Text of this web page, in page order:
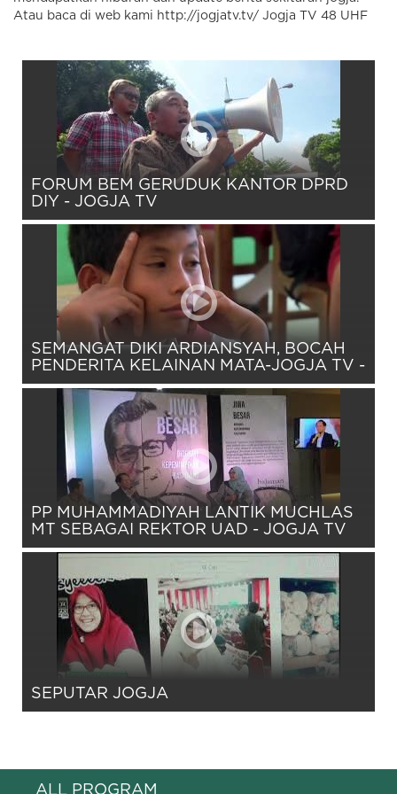
Atau baca di web kami http://jogjatv.tv/ Jogja TV 48 UHF
FORUM BEM GERUDUK KANTOR DPRD
DIY - JOGJA TV
SEMANGAT DIKI ARDIANSYAH, BOCAH
PENDERITA KELAINAN MATA-JOGJA TV -
PP MUHAMMADIYAH LANTIK MUCHLAS
MT SEBAGAI REKTOR UAD - JOGJA TV
SEPUTAR JOGJA
ALL PROGRAM